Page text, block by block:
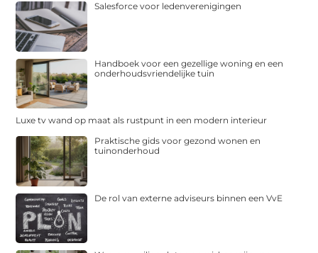
Salesforce voor ledenverenigingen
Handboek voor een gezellige woning en een
onderhoudsvriendelijke tuin
Luxe tv wand op maat als rustpunt in een modern interieur
Praktische gids voor gezond wonen en
tuinonderhoud
De rol van externe adviseurs binnen een VvE